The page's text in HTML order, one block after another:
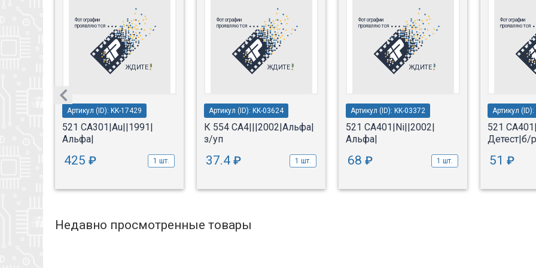
Артикул (ID): KK-17429
521 СА301|Au||1991|
Альфа|
425 ₽ 1 шт.
Артикул (ID): KK-03624
К 554 СА4|||2002|Альфа|
з/уп
37.4 ₽ 1 шт.
Артикул (ID): KK-03372
521 СА401|Ni||2002|
Альфа|
68 ₽ 1 шт.
Артикул (ID):
521
Детест|б/
51 ₽
Недавно просмотренные товары